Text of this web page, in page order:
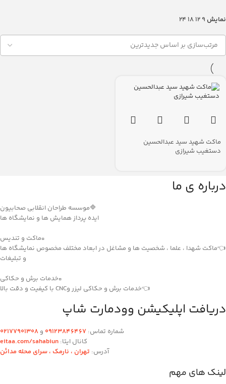
نمایش 9
12
18
24
ماکت شهید سید عبدالحسین
دستغیب شیرازی
درباره ی ما
🔷موسسه طراحان انقلابی صحابیون
ایده پرداز همایش ها و نمایشگاه ها
▫️ماکت و تندیس
👈ماکت شهدا ، علما ، شخصیت ها و مشاغل در ابعاد مختلف مخصوص نمایشگاه ها
و تبلیغات
▫️خدمات برش و حکاکی
👈خدمات برش و حکاکی لیزر وCNC با کیفیت و دقت بالا
دریافت اپلیکیشن وودمارت شاپ
شماره تماس: ۰۹۱۲۳846467 و ۰2۱77901308
کانال ایتا: eitaa.com/sahabiun
آدرس: تهران ،‌ نارمک ، سرای محله مدائن
لینک های مهم